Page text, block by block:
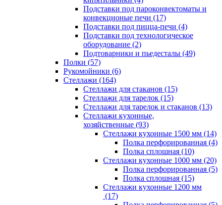
Подставки под пароконвектоматы и
конвекционые печи (17)
Подставки под пицца-печи (4)
Подставки под технологическое
оборудование (2)
Подтоварники и пьедесталы (49)
Полки (57)
Рукомойники (6)
Стеллажи (164)
Стеллажи для стаканов (15)
Стеллажи для тарелок (15)
Стеллажи для тарелок и стаканов (13)
Стеллажи кухонные,
хозяйственные (93)
Стеллажи кухонные 1500 мм (14)
Полка перфорированная (4)
Полка сплошная (10)
Стеллажи кухонные 1000 мм (20)
Полка перфорированная (5)
Полка сплошная (15)
Стеллажи кухонные 1200 мм
(17)